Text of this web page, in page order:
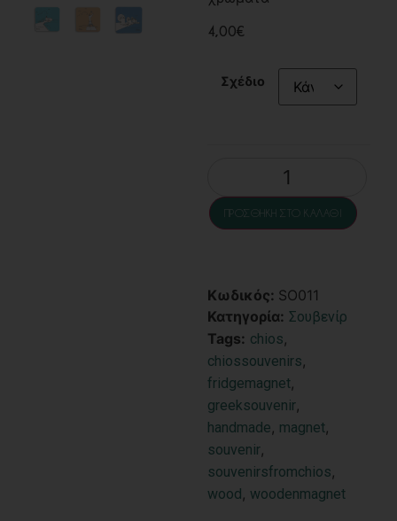
4,00€
Σχέδιο
ΠΡΟΣΘΉΚΗ ΣΤΟ ΚΑΛΆΘΙ
Κωδικός: SO011
Κατηγορία: Σουβενίρ
Tags: chios,
chiossouvenirs,
fridgemagnet,
greeksouvenir,
handmade, magnet,
souvenir,
souvenirsfromchios,
wood , woodenmagnet